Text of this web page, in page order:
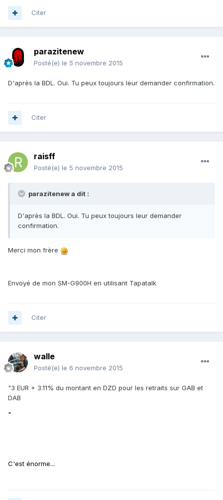
Citer
parazitenew
Posté(e) le 5 novembre 2015
D'après la BDL. Oui. Tu peux toujours leur demander confirmation.
Citer
raisff
Posté(e) le 5 novembre 2015
parazitenew a dit :
D'après la BDL. Oui. Tu peux toujours leur demander
confirmation.
Merci mon frère
Envoyé de mon SM-G900H en utilisant Tapatalk
Citer
walle
Posté(e) le 6 novembre 2015
"3 EUR + 3.11% du montant en DZD pour les retraits sur GAB et
DAB
"
C'est énorme...